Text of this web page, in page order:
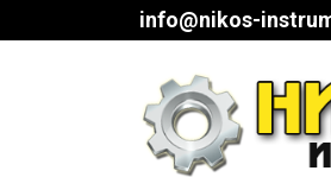
info@nikos-